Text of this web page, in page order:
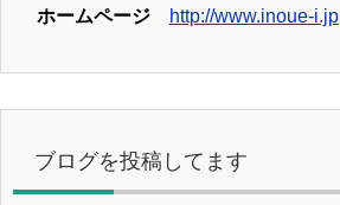
ホームページ http://www.inoue-i.jp
ブログを投稿してます